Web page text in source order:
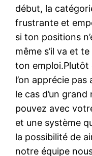
début, la
frustrante et
si ton positions
même s’il va et
ton emploi.Plutôt
l’on apprécie
le cas d’un
pouvez avec
et une système
la possibilité de
notre équipe